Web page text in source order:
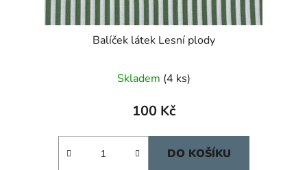
Balíček látek Lesní plody
Skladem (4 ks)
100 Kč
DO KOŠÍKU